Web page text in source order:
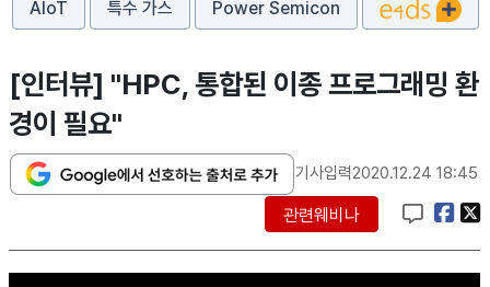
AIoT 특수 가스 Power Semicon
[인터뷰] "HPC, 통합된 이종 프로그래밍 환
경이 필요"
기사입력2020.12.24 18:45
관련웨비나